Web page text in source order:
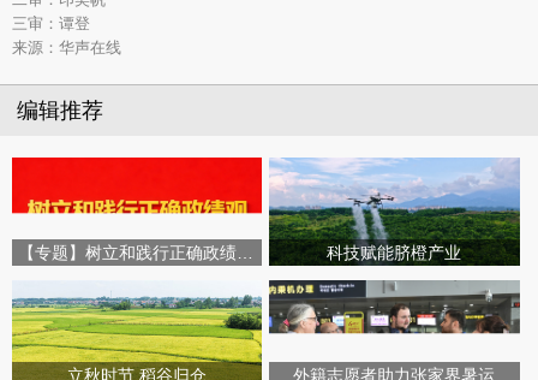
三审：谭登
来源：华声在线
编辑推荐
科技赋能脐橙产业
立秋时节 稻谷归仓 外籍志愿者助力张家界暑运